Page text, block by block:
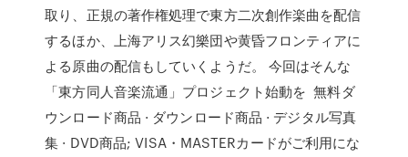
取り、正規の著作権処理で東方二次創作楽曲を配信
するほか、上海アリス幻樂団や黄昏フロンティアに
よる原曲の配信もしていくようだ。 今回はそんな
「東方同人音楽流通」プロジェクト始動を 無料ダ
ウンロード商品 · ダウンロード商品 · デジタル写真
集 · DVD商品; VISA・MASTERカードがご利用にな